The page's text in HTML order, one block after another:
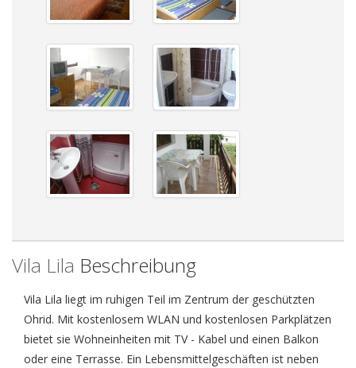
Vila Lila Beschreibung
Vila Lila liegt im ruhigen Teil im Zentrum der geschützten
Ohrid. Mit kostenlosem WLAN und kostenlosen Parkplätzen
bietet sie Wohneinheiten mit TV - Kabel und einen Balkon
oder eine Terrasse. Ein Lebensmittelgeschäften ist neben